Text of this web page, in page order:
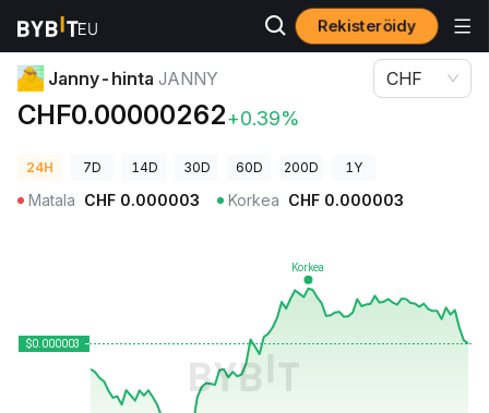
Rekisteröidy
Kryptohinnat
Janny-hinta JANNY
CHF0.00000262+0.39%
CHF
24H 7D 14D 30D 60D 200D 1Y
Matala CHF 0.000003 Korkea CHF 0.000003